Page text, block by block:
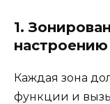
1.
настроению
Каждая зона
функции и